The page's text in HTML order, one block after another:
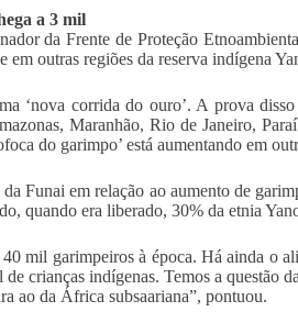
a 3 mil
da Frente de Proteção
em outras regiões da reserva indígena
‘nova corrida do ouro’. A prova
Maranhão, Rio de Janeiro,
do garimpo’ está aumentando em
Funai em relação ao aumento de
quando era liberado, 30% da etnia
mil garimpeiros à época. Há ainda o
de crianças indígenas. Temos a questão
ao da África subsaariana”, pontuou.